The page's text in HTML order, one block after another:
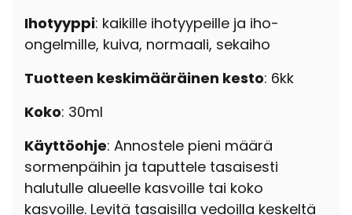
Ihotyyppi: kaikille ihotyypeille ja iho-
ongelmille, kuiva, normaali, sekaiho
Tuotteen keskimääräinen kesto: 6kk
Koko: 30ml
Käyttöohje: Annostele pieni määrä
sormenpäihin ja taputtele tasaisesti
halutulle alueelle kasvoille tai koko
kasvoille. Levitä tasaisilla vedoilla keskeltä